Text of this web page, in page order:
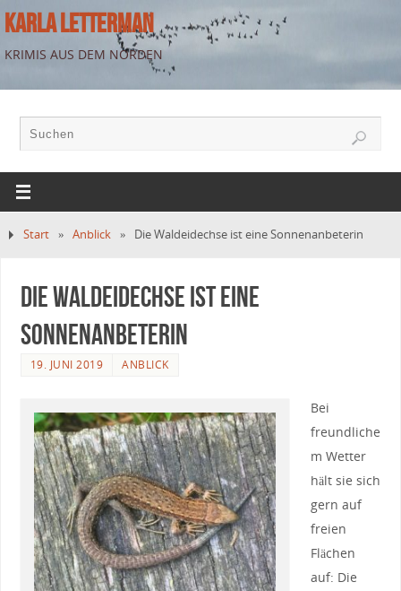
KARLA LETTERMAN
KRIMIS AUS DEM NORDEN
Start » Anblick » Die Waldeidechse ist eine Sonnenanbeterin
Die Waldeidechse ist eine
Sonnenanbeterin
19. JUNI 2019 ANBLICK
Bei
freundliche
m Wetter
hält sie sich
gern auf
freien
Flächen
auf: Die